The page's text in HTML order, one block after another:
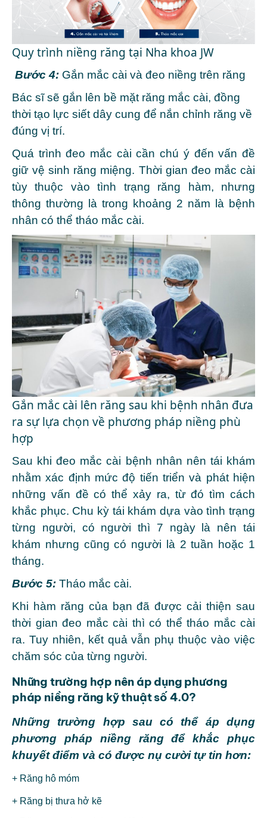
Quy trình niềng răng tại Nha khoa JW
Bước 4: Gắn mắc cài và đeo niềng trên răng
Bác sĩ sẽ gắn lên bề mặt răng mắc cài, đồng
thời tạo lực siết dây cung để nắn chỉnh răng về
đúng vị trí.
Quá trình đeo mắc cài cần chú ý đến vấn đề
giữ vệ sinh răng miệng. Thời gian đeo mắc cài
tùy thuộc vào tình trạng răng hàm, nhưng
thông thường là trong khoảng 2 năm là bệnh
nhân có thể tháo mắc cài.
Gắn mắc cài lên răng sau khi bệnh nhân đưa
ra sự lựa chọn về phương pháp niềng phù
hợp
Sau khi đeo mắc cài bệnh nhân nên tái khám
nhằm xác định mức độ tiến triển và phát hiện
những vấn đề có thể xảy ra, từ đó tìm cách
khắc phục. Chu kỳ tái khám dựa vào tình trạng
từng người, có người thì 7 ngày là nên tái
khám nhưng cũng có người là 2 tuần hoặc 1
tháng.
Bước 5: Tháo mắc cài.
Khi hàm răng của bạn đã được cải thiện sau
thời gian đeo mắc cài thì có thể tháo mắc cài
ra. Tuy nhiên, kết quả vẫn phụ thuộc vào việc
chăm sóc của từng người.
Những trường hợp nên áp dụng phương
pháp niềng răng kỹ thuật số 4.0?
Những trường hợp sau có thể áp dụng
phương pháp niềng răng để khắc phục
khuyết điểm và có được nụ cười tự tin hơn:
+ Răng hô móm
+ Răng bị thưa hở kẽ